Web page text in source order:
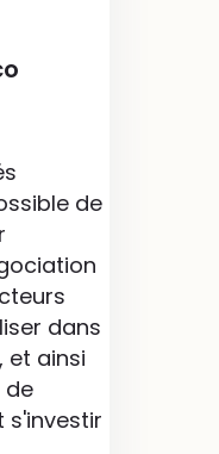
de
dans
et ainsi
de
s'investir